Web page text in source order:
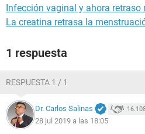
Infección vaginal y ahora retraso
La creatina retrasa la
1 respuesta
RESPUESTA 1 / 1
Dr. Carlos Salinas
28 jul 2019 a las 18:05